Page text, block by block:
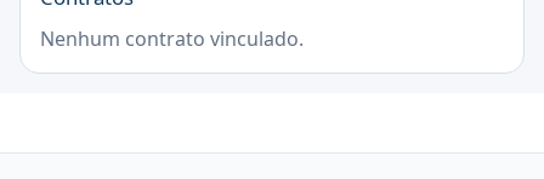
Nenhum contrato vinculado.